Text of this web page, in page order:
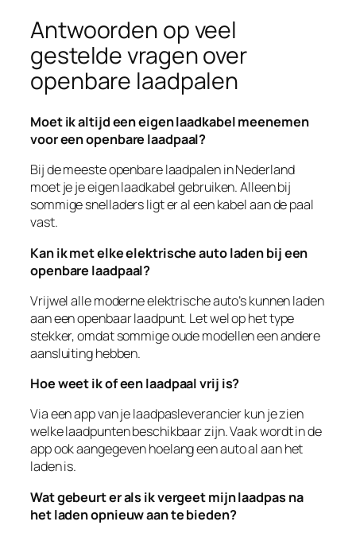
Antwoorden op veel
gestelde vragen over
openbare laadpalen
Moet ik altijd een eigen laadkabel meenemen
voor een openbare laadpaal?
Bij de meeste openbare laadpalen in Nederland
moet je je eigen laadkabel gebruiken. Alleen bij
sommige snelladers ligt er al een kabel aan de paal
vast.
Kan ik met elke elektrische auto laden bij een
openbare laadpaal?
Vrijwel alle moderne elektrische auto’s kunnen laden
aan een openbaar laadpunt. Let wel op het type
stekker, omdat sommige oude modellen een andere
aansluiting hebben.
Hoe weet ik of een laadpaal vrij is?
Via een app van je laadpasleverancier kun je zien
welke laadpunten beschikbaar zijn. Vaak wordt in de
app ook aangegeven hoelang een auto al aan het
laden is.
Wat gebeurt er als ik vergeet mijn laadpas na
het laden opnieuw aan te bieden?